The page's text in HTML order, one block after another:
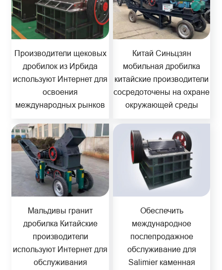
Производители щековых
дробилок из Ирбида
используют Интернет для
освоения
международных рынков
Китай Синьцзян
мобильная дробилка
китайские производители
сосредоточены на охране
окружающей среды
Мальдивы гранит
дробилка Китайские
производители
используют Интернет для
обслуживания
Обеспечить
международное
послепродажное
обслуживание для
Salimier каменная